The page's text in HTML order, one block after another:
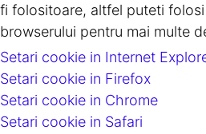
fi folositoare, altfel puteti folosi
browserului pentru mai multe
Setari cookie in Internet
Setari cookie in Firefox
Setari cookie in Chrome
Setari cookie in Safari